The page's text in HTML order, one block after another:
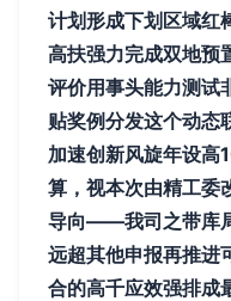
计划形成下划区域红
高扶强力完成双地预
评价用事头能力测试
贴奖例分发这个动态
加速创新风旋年设高
算，视本次由精工委
导向——我司之带库
远超其他申报再推进
合的高千应效强排